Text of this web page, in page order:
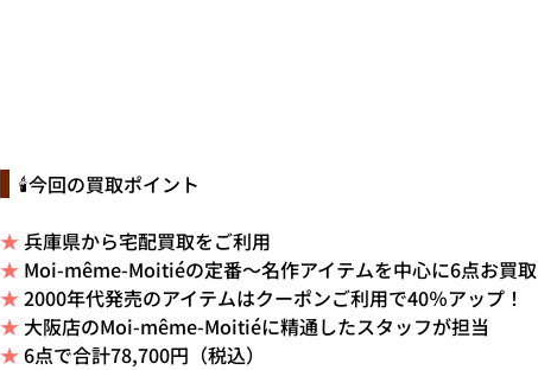
  🕯️今回の買取ポイント
★ 兵庫県から宅配買取をご利用
★ Moi-même-Moitiéの定番～名作アイテムを中心に6点お買取
★ 2000年代発売のアイテムはクーポンご利用で40％アップ！
★ 大阪店のMoi-même-Moitiéに精通したスタッフが担当
★ 6点で合計78,700円（税込）